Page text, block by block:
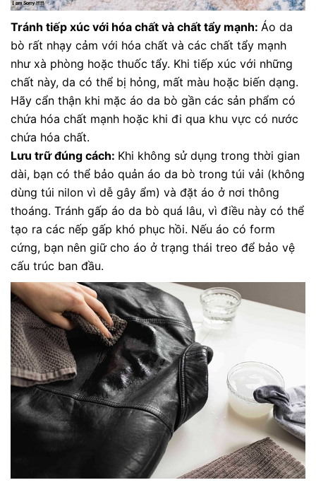
Tránh tiếp xúc với hóa chất và chất tẩy mạnh: Áo da
bò rất nhạy cảm với hóa chất và các chất tẩy mạnh
như xà phòng hoặc thuốc tẩy. Khi tiếp xúc với những
chất này, da có thể bị hỏng, mất màu hoặc biến dạng.
Hãy cẩn thận khi mặc áo da bò gần các sản phẩm có
chứa hóa chất mạnh hoặc khi đi qua khu vực có nước
chứa hóa chất.
Lưu trữ đúng cách: Khi không sử dụng trong thời gian
dài, bạn có thể bảo quản áo da bò trong túi vải (không
dùng túi nilon vì dễ gây ẩm) và đặt áo ở nơi thông
thoáng. Tránh gấp áo da bò quá lâu, vì điều này có thể
tạo ra các nếp gấp khó phục hồi. Nếu áo có form
cứng, bạn nên giữ cho áo ở trạng thái treo để bảo vệ
cấu trúc ban đầu.